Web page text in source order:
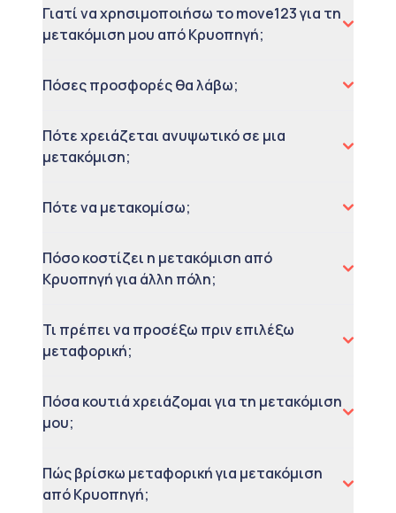
Γιατί να χρησιμοποιήσω το move123 για τη
μετακόμιση μου από Κρυοπηγή;
Πόσες προσφορές θα λάβω;
Πότε χρειάζεται ανυψωτικό σε μια
μετακόμιση;
Πότε να μετακομίσω;
Πόσο κοστίζει η μετακόμιση από
Κρυοπηγή για άλλη πόλη;
Τι πρέπει να προσέξω πριν επιλέξω
μεταφορική;
Πόσα κουτιά χρειάζομαι για τη μετακόμιση
μου;
Πώς βρίσκω μεταφορική για μετακόμιση
από Κρυοπηγή;